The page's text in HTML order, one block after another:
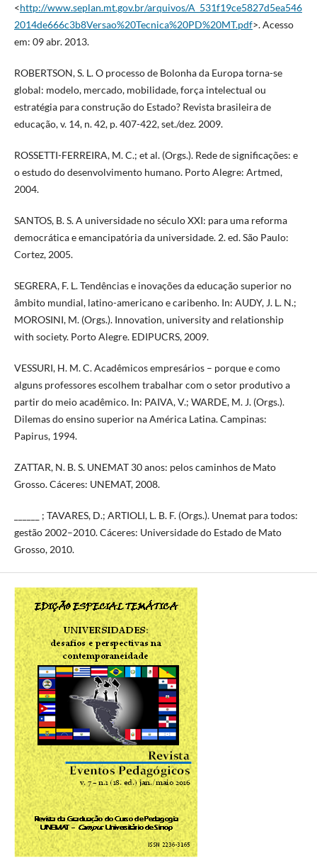
<http://www.seplan.mt.gov.br/arquivos/A_531f19ce5827d5ea546
2014de666c3b8Versao%20Tecnica%20PD%20MT.pdf>. Acesso
em: 09 abr. 2013.
ROBERTSON, S. L. O processo de Bolonha da Europa torna-se
global: modelo, mercado, mobilidade, força intelectual ou
estratégia para construção do Estado? Revista brasileira de
educação, v. 14, n. 42, p. 407-422, set./dez. 2009.
ROSSETTI-FERREIRA, M. C.; et al. (Orgs.). Rede de significações: e
o estudo do desenvolvimento humano. Porto Alegre: Artmed,
2004.
SANTOS, B. S. A universidade no século XXI: para uma reforma
democrática e emancipatória da universidade. 2. ed. São Paulo:
Cortez, 2005.
SEGRERA, F. L. Tendências e inovações da educação superior no
âmbito mundial, latino-americano e caribenho. In: AUDY, J. L. N.;
MOROSINI, M. (Orgs.). Innovation, university and relationship
with society. Porto Alegre. EDIPUCRS, 2009.
VESSURI, H. M. C. Acadêmicos empresários – porque e como
alguns professores escolhem trabalhar com o setor produtivo a
partir do meio acadêmico. In: PAIVA, V.; WARDE, M. J. (Orgs.).
Dilemas do ensino superior na América Latina. Campinas:
Papirus, 1994.
ZATTAR, N. B. S. UNEMAT 30 anos: pelos caminhos de Mato
Grosso. Cáceres: UNEMAT, 2008.
______ ; TAVARES, D.; ARTIOLI, L. B. F. (Orgs.). Unemat para todos:
gestão 2002–2010. Cáceres: Universidade do Estado de Mato
Grosso, 2010.